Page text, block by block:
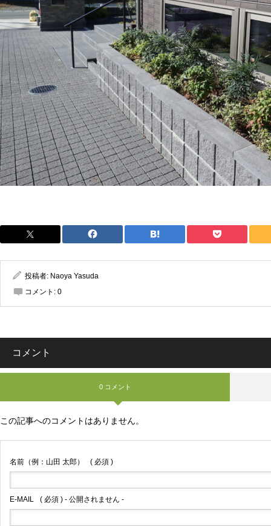
投稿者: Naoya Yasuda
コメント: 0
コメント
0 コメント
この記事へのコメントはありません。
名前（例：山田 太郎） ( 必須 )
E-MAIL ( 必須 ) - 公開されません -